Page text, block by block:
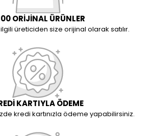
ORİJİNAL ÜRÜNLER
üreticiden size orijinal olarak satılır.
KARTIYLA ÖDEME
kredi kartınızla ödeme yapabilirsiniz.